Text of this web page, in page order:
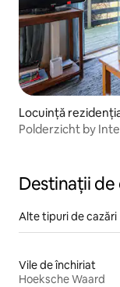
Locuință
Polderzicht by
Destinații
Alte tipuri de cazări
Vile de închiriat
Hoeksche Waard